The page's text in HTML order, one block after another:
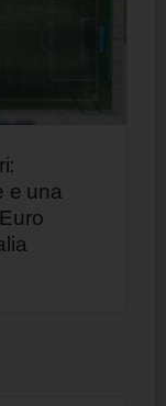
e una